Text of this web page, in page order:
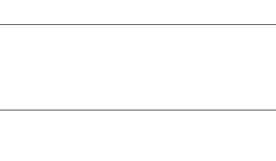
当社に
ご利用